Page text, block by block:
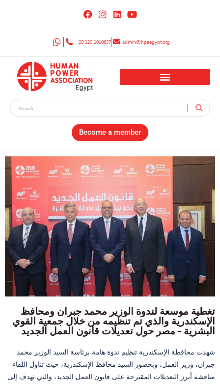
+20 120 1010637 admin@hpaegypt.org
Become a member
تغطية موسعة لندوة الوزير محمد جبران ومحافظ
الإسكندرية والذي تم تنظيمه من خلال جمعية القوي
البشرية - مصر حول تعديلات قانون العمل الجديد
شهدت محافظة الإسكندرية تنظيم ندوة هامة برئاسة السيد الوزير محمد
جبران، وزير العمل، وبحضور السيد محافظ الإسكندرية، حيث تناول اللقاء
مناقشة أبرز التعديلات المقترحة على قانون العمل الجديد، والتي تهدف إلى